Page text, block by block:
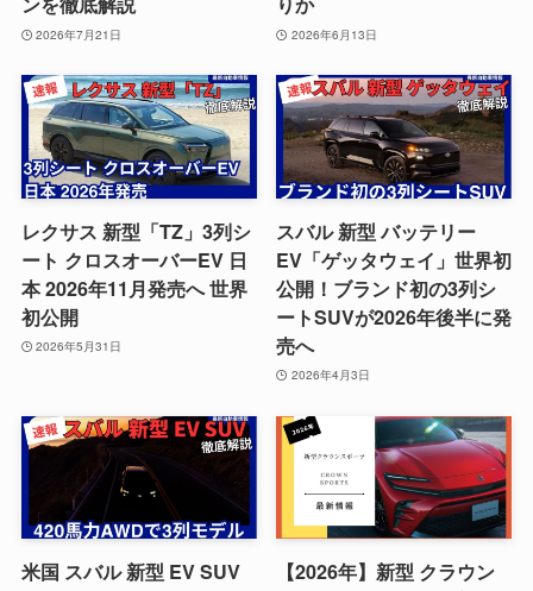
2026年7月21日 2026年6月13日
レクサス 新型「TZ」3列シ
ート クロスオーバーEV 日
本 2026年11月発売へ 世界
初公開
2026年5月31日
スバル 新型 バッテリー
EV「ゲッタウェイ」世界初
公開！ブランド初の3列シ
ートSUVが2026年後半に発
売へ
2026年4月3日
米国 スバル 新型 EV SUV
【2026年】新型 クラウン